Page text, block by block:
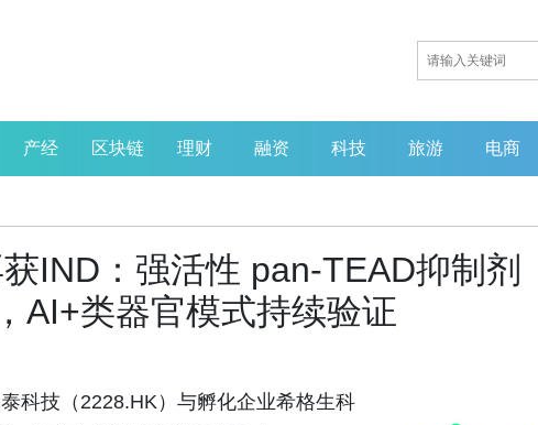
产经 区块链 理财 融资 科技 旅游 电商
IND：强活性 pan-TEAD抑制剂
AI+类器官模式持续验证
科技（2228.HK）与孵化企业希格生科